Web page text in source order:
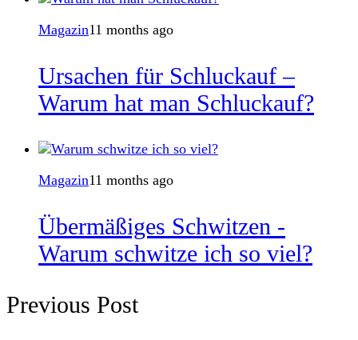
Magazin11 months ago
Ursachen für Schluckauf –
Warum hat man Schluckauf?
Magazin11 months ago
Übermäßiges Schwitzen -
Warum schwitze ich so viel?
Previous Post